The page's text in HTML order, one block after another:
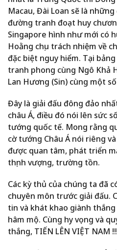
Macau, Đài Loan sẽ là
đường tranh đoạt huy
Singapore hình như mới có
Hoằng chịu trách nhiệm về
đặc biệt nguy hiểm. Tại
tranh phong cùng Ngô Khả
Lan Hương (Sin) cùng một
Đây là giải đấu đông đảo
châu Á, điều đó nói lên sức
tướng quốc tế. Mong rằng
cờ tướng Châu Á nói riêng
được quan tâm, phát triển
thịnh vượng, trường tồn.
Các kỳ thủ của chúng ta đã
chuyên môn trước giải đấu.
tin và khát khao giành
hâm mộ. Cùng hy vọng và
thắng, TIẾN LÊN VIỆT NAM !!!